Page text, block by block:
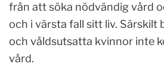
från att söka nödvändig vård
och i värsta fall sitt liv. Särskilt
och våldsutsatta kvinnor inte
vård.